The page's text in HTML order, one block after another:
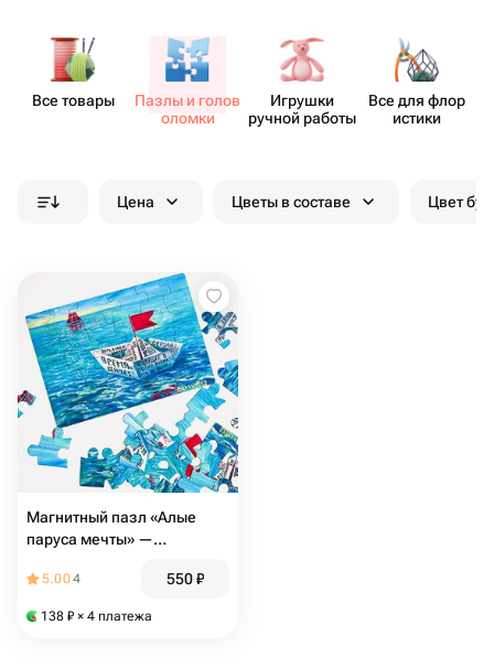
Все товары
Пазлы и голов​
оломки
Игрушки
ручной работы
Все для флор​
истики
Цена Цветы в составе Цвет
Магнитный пазл «Алые
паруса мечты» —
выпускнику, подростку и
5.004 550₽
138 ₽ × 4 платежа